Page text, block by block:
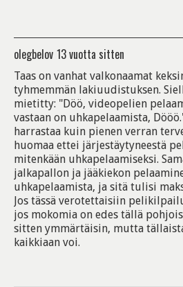
olegbelov 13 vuotta sitten
Taas on vanhat valkonaamat
tyhmemmän lakiuudistuksen.
mietitty: "Döö, videopelien
vastaan on uhkapelaamista,
harrastaa kuin pienen verran
huomaa ettei järjestäytyneestä
mitenkään uhkapelaamiseksi.
jalkapallon ja jääkiekon
uhkapelaamista, ja sitä tulisi
Jos tässä verotettaisiin
jos mokomia on edes tällä
sitten ymmärtäisin, mutta
kaikkiaan voi.